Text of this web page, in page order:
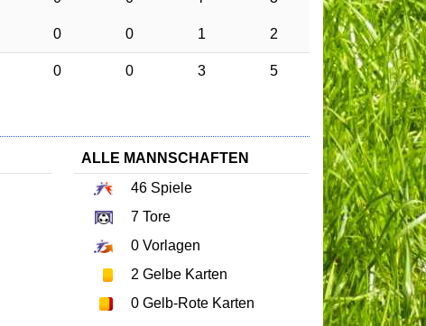
0 0 1 2
0 0 3 5
ALLE MANNSCHAFTEN
46 Spiele
7 Tore
0 Vorlagen
2 Gelbe Karten
0 Gelb-Rote Karten